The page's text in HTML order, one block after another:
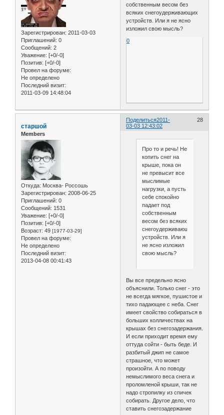
Зарегистрирован: 2011-03-03
Приглашений: 0
Сообщений: 2
Уважение: [+0/-0]
Позитив: [+0/-0]
Провел на форуме:
Не определено
Последний визит:
2011-03-09 14:48:04
собственным весом без
всяких снегоудерживающих
устройств. Или я не ясно
изложил свою мысль?
0
Поделиться 28
2011-
03-03 12:43:02
старшой
Members
Откуда: Москва- Россошь
Зарегистрирован: 2008-06-25
Приглашений: 0
Сообщений: 1531
Уважение: [+0/-0]
Позитив: [+0/-0]
Возраст: 49 [1977-03-29]
Провел на форуме:
Не определено
Последний визит:
2013-04-08 00:41:43
Про то и речь! Не
копить снег на
крыше, пока он
не превысит все
мыслимые
нагрузки, а пусть
себе спокойно
падает под
собственным
весом без всяких
снегоудерживающих
устройств. Или я
не ясно изложил
свою мысль?
Вы все предельно ясно
объяснили. Только снег - это
не всегда мягкое, пушистое и
тихо падающее с неба. Снег
имеет свойство собираться в
больших колличествах на
крышах без снегозадержания.
И если приходит время ему
оттуда сойти - быть беде. И
разбитый джип не самое
страшное, что может
произойти. А по поводу
немыслимого веса снега и
проломленой крыши, так не
надо стропилку из спичек
собирать. Другое дело, что
ставить снегозадержание